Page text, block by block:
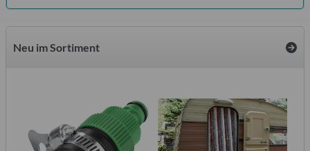
Neu im Sortiment